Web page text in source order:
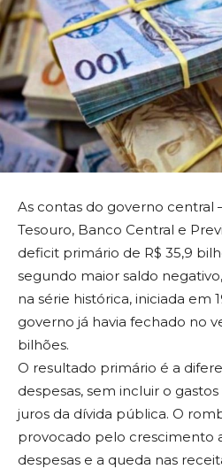
As contas do governo
Tesouro, Banco Central e
deficit primário de R$ 35,9
segundo maior saldo
na série histórica, iniciada em
governo já havia fechado no
bilhões.
O resultado primário é a
despesas, sem incluir o
juros da dívida pública. O
provocado pelo crescimento
despesas e a queda nas